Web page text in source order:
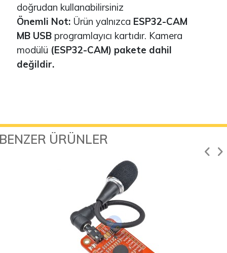
doğrudan kullanabilirsiniz
Önemli Not:Ürün yalnızca ESP32-CAM
MB USB programlayıcı kartıdır. Kamera
modülü (ESP32-CAM) pakete dahil
değildir.
ÜRÜNLER